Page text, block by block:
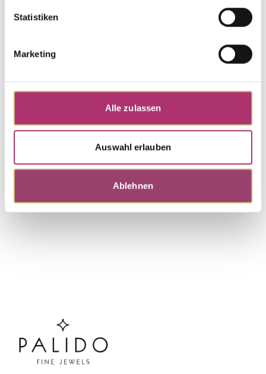
Statistiken
Marketing
Alle zulassen
Auswahl erlauben
Ablehnen
Joy · Pendant · 18K White Gold · Brilliant 0.13ct
Bracelet · S4087
UVP: € 879,00